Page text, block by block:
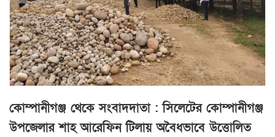
কোম্পানীগঞ্জ থেকে সংবাদদাতা : সিলেটের কোম্পানীগঞ্জ
উপজেলার শাহ আরেফিন টিলায় অবৈধভাবে উত্তোলিত